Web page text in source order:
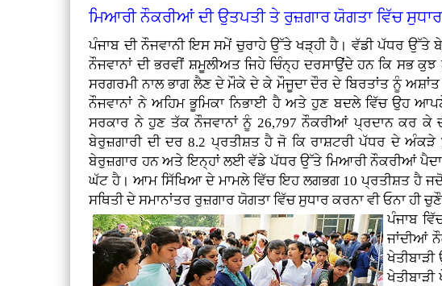
ਮਿਆਰੀ ਨੌਕਰੀਆਂ ਦੀ ਉਤਪਤੀ ਤੇ ਰੁਜ਼ਗਾਰ ਯੋਗਤਾ ਵਿੱਚ ਸੁਧਾਰ
ਪੰਜਾਬ ਦੀ ਨੌਜਵਾਨੀ ਇਸ ਸਮੇਂ ਚੁਰਾਹੇ ਉੱਤੇ ਖੜ੍ਹੀ ਹੈ। ਵੱਡੀ ਪੱਧਰ ਉੱਤੇ
ਨੌਜਵਾਨਾਂ ਦੀ ਭਰਵੀਂ ਸ਼ਮੂਲੀਅਤ ਜਿਹੇ ਚਿੰਨ੍ਹ ਦਰਸਾਉਂਦੇ ਹਨ ਕਿ ਸਭ
ਸਰਗਰਮੀ ਨਾਲ ਭਾਗ ਲੈਣ ਦੇ ਮੌਕੇ ਦੇ ਕੇ ਮੌਜੂਦਾ ਦੌਰ ਦੇ ਬਿਰਤਾਂਤ ਨੂੰ
ਨੌਜਵਾਨਾਂ ਨੇ ਅਹਿਮ ਭੂਮਿਕਾ ਨਿਭਾਈ ਹੈ ਅਤੇ ਹੁਣ ਬਦਲੇ ਵਿੱਚ ਉਹ
ਸਰਕਾਰ ਨੇ ਹੁਣ ਤੱਕ ਨੌਜਵਾਨਾਂ ਨੂੰ 26,797 ਨੌਕਰੀਆਂ ਪ੍ਰਦਾਨ ਕਰ
ਬੇਰੁਜ਼ਗਾਰੀ ਦੀ ਦਰ 8.2 ਪ੍ਰਤੀਸ਼ਤ ਹੈ ਜੋ ਕਿ ਰਾਸ਼ਟਰੀ ਪੱਧਰ ਦੇ
ਬੇਰੁਜ਼ਗਾਰ ਹਨ ਅਤੇ ਇਨ੍ਹਾਂ ਲਈ ਵੱਡੇ ਪੱਧਰ ਉੱਤੇ ਮਿਆਰੀ ਨੌਕਰੀਆਂ ਪੈਦਾ
ਘੱਟ ਹੈ। ਆਮ ਸਿੱਖਿਆ ਦੇ ਮਾਮਲੇ ਵਿੱਚ ਇਹ ਲਗਭਗ 10 ਪ੍ਰਤੀਸ਼ਤ ਹੈ ਜਦੋਂ
ਸਥਿਤੀ ਦੇ ਸਮਾਨਾਂਤਰ ਰੁਜ਼ਗਾਰ ਯੋਗਤਾ ਵਿੱਚ ਸੁਧਾਰ ਕਰਨਾ ਵੀ ਓਨਾ ਹੀ
ਪੰਜਾਬ
ਜਾਂਦੀਆਂ